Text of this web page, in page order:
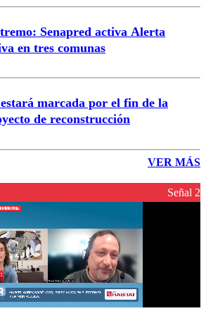
Senapred activa Alerta
en tres comunas
marcada por el fin de la
de reconstrucción
VER MÁS
Señal 2